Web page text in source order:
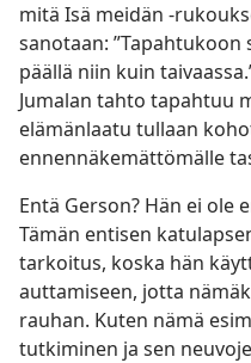
mitä Isä meidän -
sanotaan:
päällä niin kuin
Jumalan tahto tapahtuu
elämänlaatu tullaan
ennennäkemättömälle
Entä Gerson? Hän ei ole
Tämän entisen
tarkoitus, koska hän
auttamiseen, jotta
rauhan. Kuten nämä
tutkiminen ja sen